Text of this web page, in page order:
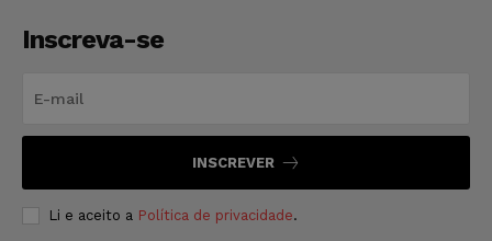
Inscreva-se
INSCREVER
Li e aceito a Política de privacidade.